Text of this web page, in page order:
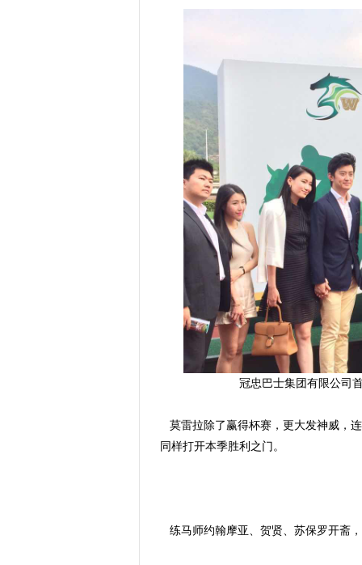
冠忠巴士集团有限公司
莫雷拉除了赢得杯赛，更大发神威，
同样打开本季胜利之门。
练马师约翰摩亚、贺贤、苏保罗开斋